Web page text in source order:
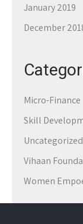
January 2019
December
Micro-Finance
Skill
Uncategorized
Vihaan
Women